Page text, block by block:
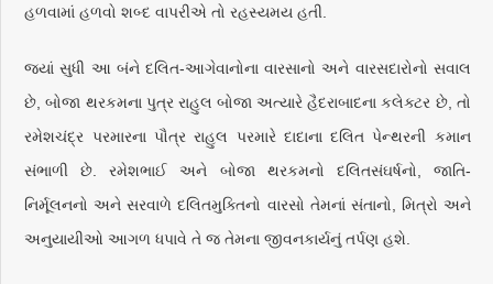
હળવામાં હળવો શબ્દ વાપરીએ તો રહસ્યમય હતી.
જ્યાં સુધી આ બંને દલિત-આગેવાનોના વારસાનો અને વારસદારોનો સવાલ
છે, બોજા થરકમના પુત્ર રાહુલ બોજા અત્યારે હૈદરાબાદના કલેક્ટર છે, તો
રમેશચંદ્ર પરમારના પૌત્ર રાહુલ પરમારે દાદાના દલિત પેન્થરની કમાન
સંભાળી છે. રમેશભાઈ અને બોજા થરકમનો દલિતસંઘર્ષનો, જાતિ-
નિર્મૂલનનો અને સરવાળે દલિતમુક્તિનો વારસો તેમનાં સંતાનો, મિત્રો અને
અનુયાયીઓ આગળ ધપાવે તે જ તેમના જીવનકાર્યનું તર્પણ હશે.